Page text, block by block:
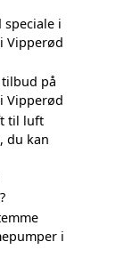
speciale i
Vipperød
på
Vipperød
til luft
du kan
i